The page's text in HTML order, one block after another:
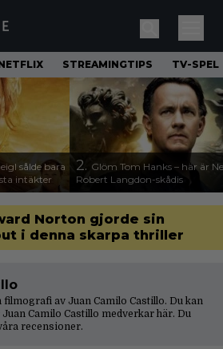
STREAMINGTIPS TV-SPEL
sålde bara
intäkter
2. Glöm Tom Hanks – här är
Robert Langdon-skådis
Norton gjorde sin
i denna skarpa thriller
av Juan Camilo Castillo. Du kan
Camilo Castillo medverkar här. Du
recensioner.